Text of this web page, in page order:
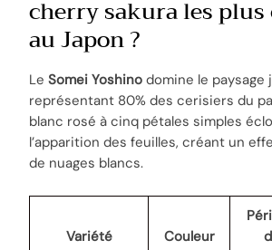
cherry sakura les plus
au Japon ?
LeSomei Yoshino domine le paysage
représentant 80% des cerisiers du
blanc rosé à cinq pétales simples
l’apparition des feuilles, créant un
de nuages blancs.
Variété Couleur